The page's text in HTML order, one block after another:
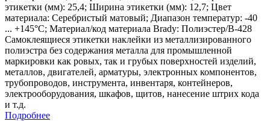
этикетки (мм): 25,4; Ширина этикетки (мм): 12,7; Цвет
материала: Серебристый матовый; Диапазон температур: -40
... +145°С; Материал/код материала Brady: Полиэстер/В-428
Самоклеящиеся этикетки наклейки из металлизированного
полиэстра без содержания металла для промышленной
маркировки как ровых, так и грубых поверхностей изделий,
металлов, двигателей, арматуры, электронных компонентов,
трубопроводов, инструмента, инвентаря, контейнеров,
электрооборудования, шкафов, щитов, нанесение штрих кода
и т.д.
Подробнее